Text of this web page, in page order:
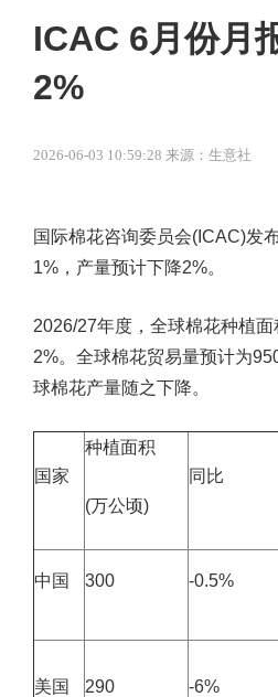
ICAC 6月份月
2%
2026-06-03 10:59:28 来源：生意社
国际棉花咨询委员会(ICAC)发
1%，产量预计下降2%。
2026/27年度，全球棉花种植
2%。全球棉花贸易量预计为
球棉花产量随之下降。
国家
种植面积
(万公顷)
同比
中国 300 -0.5%
美国 290 -6%